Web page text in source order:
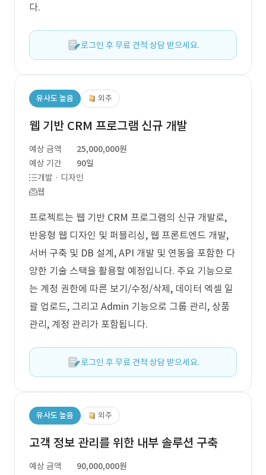
다.
로그인 후 무료 견적 상담 받으세요.
유사도 높음 외주
웹 기반 CRM 프로그램 신규 개발
예상 금액
25,000,000원
예상 기간
90일
개발 · 디자인
웹
프로젝트는 웹 기반 CRM 프로그램의 신규 개발로,
반응형 웹 디자인 및 퍼블리싱, 웹 프론트엔드 개발,
서버 구축 및 DB 설계, API 개발 및 연동을 포함한 다
양한 기술 스택을 활용할 예정입니다. 주요 기능으로
는 계정 권한에 따른 보기/수정/삭제, 데이터 엑셀 일
괄 업로드, 그리고 Admin 기능으로 그룹 관리, 상품
관리, 계정 관리가 포함됩니다.
로그인 후 무료 견적 상담 받으세요.
유사도 높음 외주
고객 정보 관리를 위한 내부 솔루션 구축
예상 금액 90,000,000원